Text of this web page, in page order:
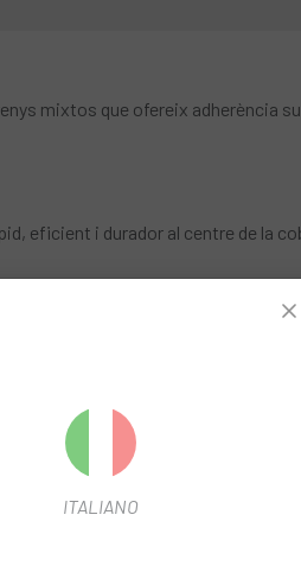
mixtos que ofereix adherència
eficient i durador al centre de la
giro superior
màxima protecció antipunxades
altes pressions necessàries a
ITALIANO